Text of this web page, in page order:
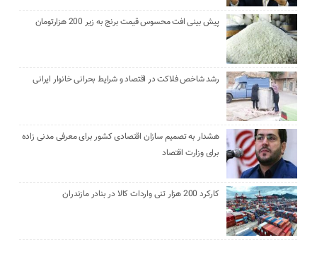
پیش بینی افت محسوس قیمت برنج به زیر 200 هزارتومان
رشد شاخص فلاکت در اقتصاد و شرایط بحرانی خانوار ایرانی
هشدار به تصمیم سازان اقتصادی کشور برای معرفی مدنی زاده
برای وزارت اقتصاد
کارکرد 200 هزار تنی واردات کالا در بنادر مازندران